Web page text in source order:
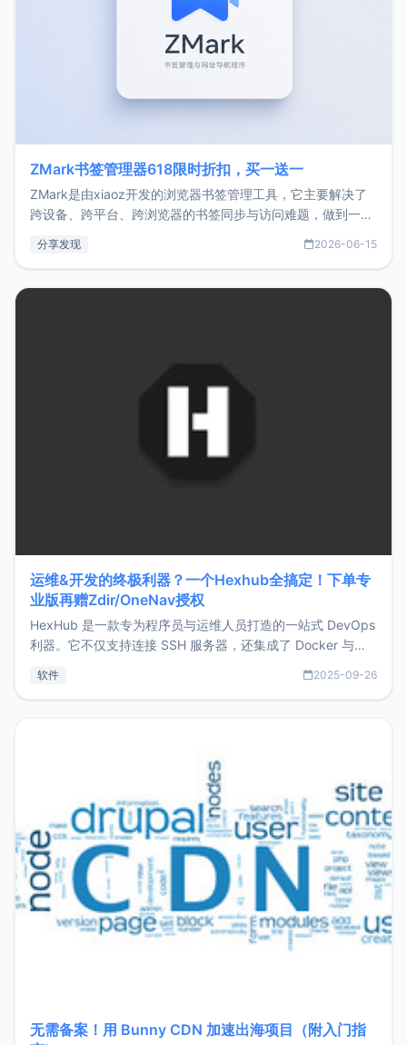
ZMark书签管理器618限时折扣，买一送一
ZMark是由xiaoz开发的浏览器书签管理工具，它主要解决了
跨设备、跨平台、跨浏览器的书签同步与访问难题，做到一处
用，让管理更高效。ZMark官网地址：
分享发现 2026-06-15
运维&开发的终极利器？一个Hexhub全搞定！下单专
业版再赠Zdir/OneNav授权
HexHub 是一款专为程序员与运维人员打造的一站式 DevOps
利器。它不仅支持连接 SSH 服务器，还集成了 Docker 与常
件间频繁切换，仅凭 HexHub 即可同时搞定运维与数据库操
软件 2025-09-26
无需备案！用 Bunny CDN 加速出海项目（附入门指